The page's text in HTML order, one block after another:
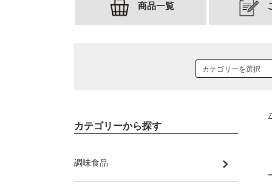
商品一覧
カテゴリーから探す
調味食品